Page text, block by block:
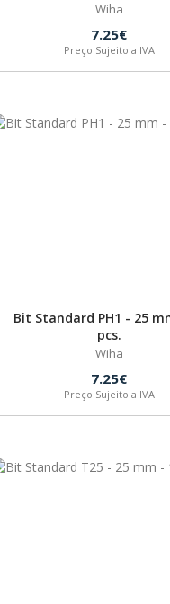
Wiha
7.25€
Preço Sujeito a IVA
Bit Standard PH1 - 25
pcs.
Wiha
7.25€
Preço Sujeito a IVA